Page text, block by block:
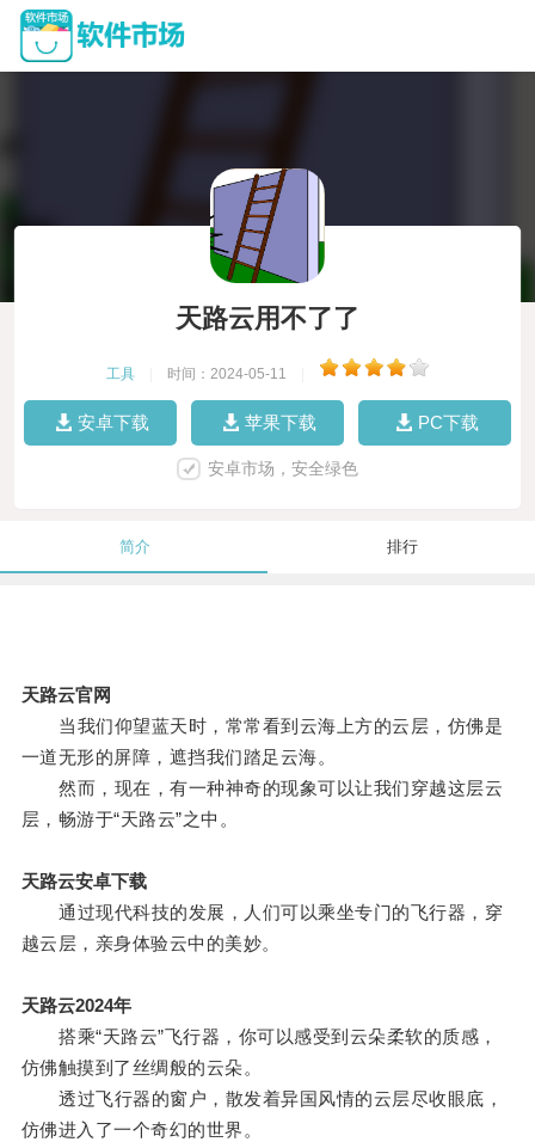
天路云用不了了
工具 时间：2024-05-11
安卓下载 苹果下载 PC下载
安卓市场，安全绿色
简介 排行
天路云官网
当我们仰望蓝天时，常常看到云海上方的云层，仿佛是
一道无形的屏障，遮挡我们踏足云海。
然而，现在，有一种神奇的现象可以让我们穿越这层云
层，畅游于“天路云”之中。
天路云安卓下载
通过现代科技的发展，人们可以乘坐专门的飞行器，穿
越云层，亲身体验云中的美妙。
天路云2024年
搭乘“天路云”飞行器，你可以感受到云朵柔软的质感，
仿佛触摸到了丝绸般的云朵。
透过飞行器的窗户，散发着异国风情的云层尽收眼底，
仿佛进入了一个奇幻的世界。